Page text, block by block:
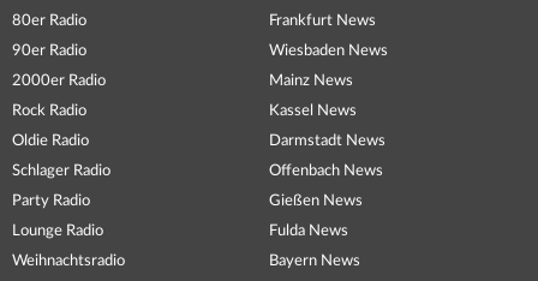
80er Radio
90er Radio
2000er Radio
Rock Radio
Oldie Radio
Schlager Radio
Party Radio
Lounge Radio
Weihnachtsradio
Frankfurt News
Wiesbaden News
Mainz News
Kassel News
Darmstadt News
Offenbach News
Gießen News
Fulda News
Bayern News